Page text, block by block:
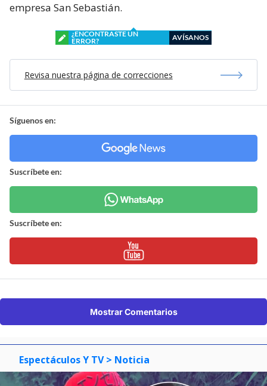
empresa San Sebastián.
¿ENCONTRASTE UN
ERROR?
AVÍSANOS
Revisa nuestra página de correcciones
Síguenos en:
Suscríbete en:
Suscríbete en:
Mostrar Comentarios
Espectáculos Y TV > Noticia